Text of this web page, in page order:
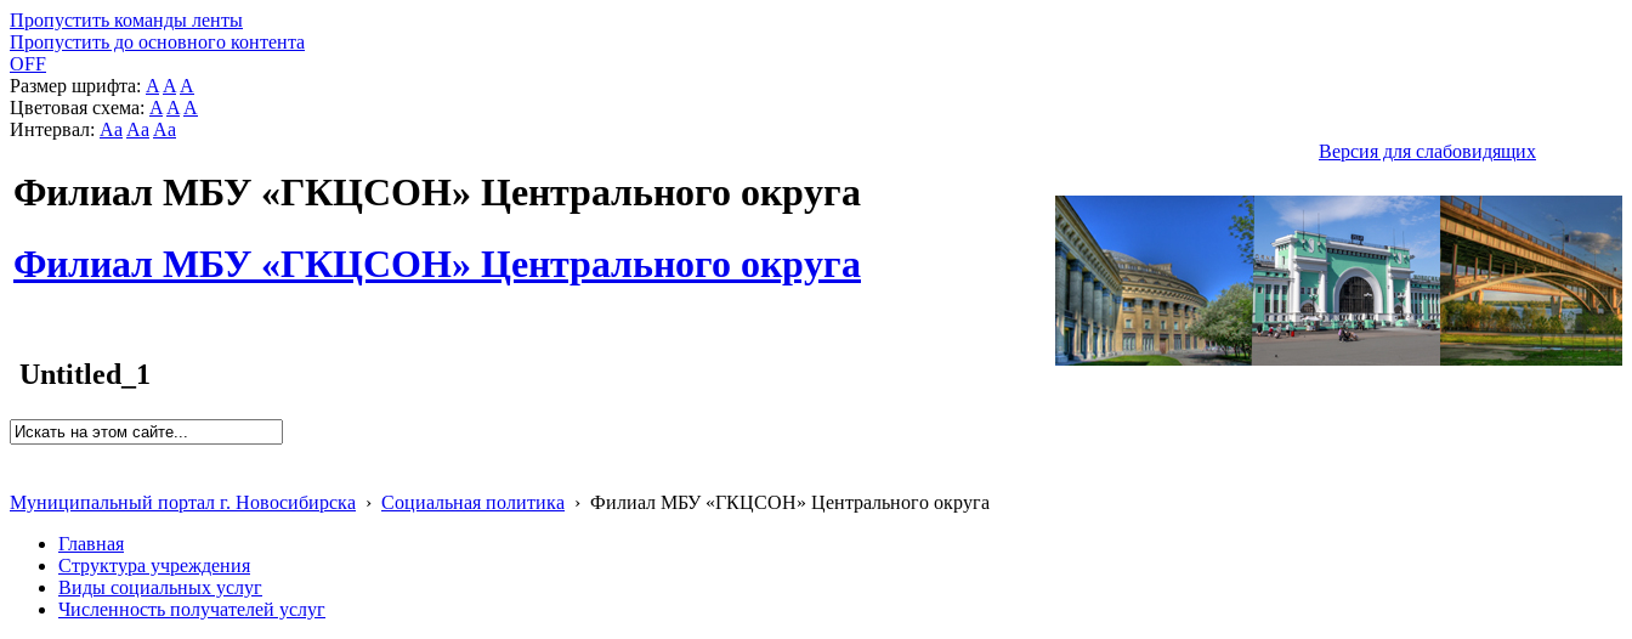
Пропустить команды ленты
Пропустить до основного контента
OFF
Размер шрифта: A A A
Цветовая схема: A A A
Интервал: Aa Aa Aa
Версия для слабовидящих
Филиал МБУ «ГКЦСОН» Центрального округа
Филиал МБУ «ГКЦСОН» Центрального округа
Untitled_1
Муниципальный портал г. Новосибирска › Социальная политика › Филиал МБУ «ГКЦСОН» Центрального округа
Главная
Структура учреждения
Виды социальных услуг
Численность получателей услуг